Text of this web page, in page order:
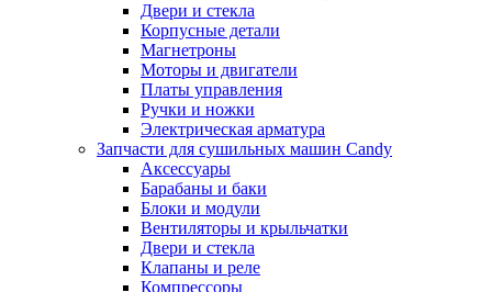
Двери и стекла
Корпусные детали
Магнетроны
Моторы и двигатели
Платы управления
Ручки и ножки
Электрическая арматура
Запчасти для сушильных машин Candy
Аксессуары
Барабаны и баки
Блоки и модули
Вентиляторы и крыльчатки
Двери и стекла
Клапаны и реле
Компрессоры